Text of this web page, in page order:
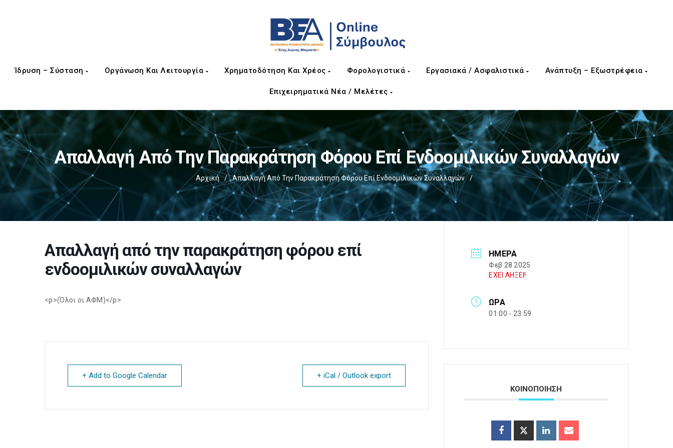
Ίδρυση – Σύσταση Οργάνωση Και Λειτουργία Χρηματοδότηση Και Χρέος Φορολογιστικά Εργασιακά / Ασφαλιστικά Ανάπτυξη – Εξωστρέφεια
Επιχειρηματικά Νέα / Μελέτες
Απαλλαγή Από Την Παρακράτηση Φόρου Επί Ενδοομιλικών Συναλλαγών
Αρχική / Απαλλαγή Από Την Παρακράτηση Φόρου Επί Ενδοομιλικών Συναλλαγών /
Απαλλαγή από την παρακράτηση φόρου επί
ενδοομιλικών συναλλαγών
<p>(Όλοι οι ΑΦΜ)</p>
+ Add to Google Calendar + iCal / Outlook export
ΗΜΈΡΑ
Φεβ 28 2025
ΕΧΕΙ ΛΗΞΕΙ!
ΏΡΑ
01:00 - 23:59
ΚΟΙΝΟΠΟΙΗΣΗ